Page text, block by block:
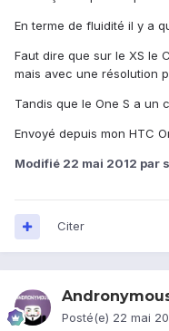
En terme de fluidité il y a
Faut dire que sur le XS le
mais avec une résolution
Tandis que le One S a un
Envoyé depuis mon HTC
Modifié 22 mai 2012 par
Citer
Posté(e) 22 mai